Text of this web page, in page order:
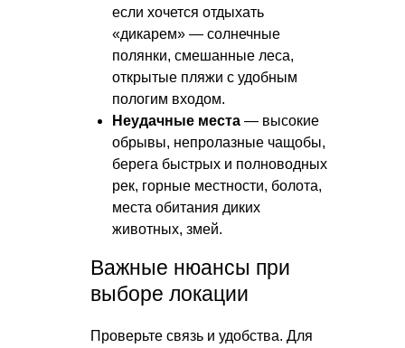
если хочется отдыхать
«дикарем» — солнечные
полянки, смешанные леса,
открытые пляжи с удобным
пологим входом.
Неудачные места — высокие
обрывы, непролазные чащобы,
берега быстрых и полноводных
рек, горные местности, болота,
места обитания диких
животных, змей.
Важные нюансы при
выборе локации
Проверьте связь и удобства. Для